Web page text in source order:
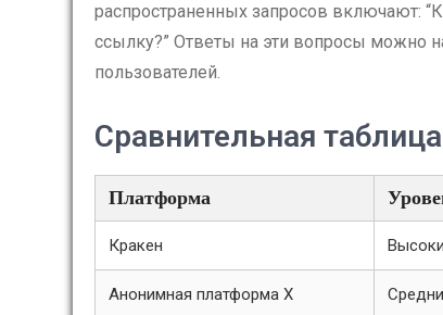
распространенных запросов включают:
ссылку?” Ответы на эти вопросы можно
пользователей.
Сравнительная
Платформа
Кракен
Анонимная платформа X